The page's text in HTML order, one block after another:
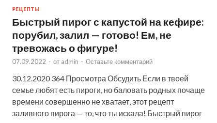
РЕЦЕПТЫ
Быстрый пирог с капустой на кефире:
порубил, залил — готово! Ем, не
тревожась о фигуре!
07.09.2022 - от admin - Оставьте комментарий
30.12.2020 364 Просмотра Обсудить Если в твоей
семье любят есть пироги, но баловать родных почаще
времени совершенно не хватает, этот рецепт
заливного пирога — то, что ты искала! Быстрый пирог